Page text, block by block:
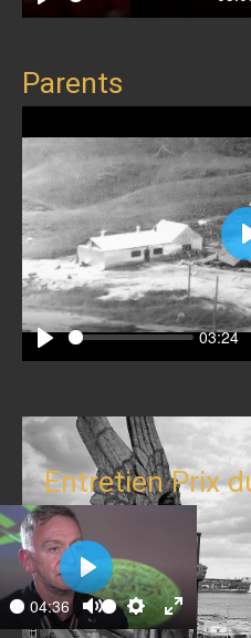
Play
Parents
Play
03:24
Entretien Prix
04:36
Mute SettingsEnter
Play